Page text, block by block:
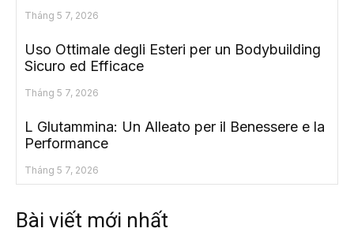
Tháng 5 7, 2026
Uso Ottimale degli Esteri per un Bodybuilding
Sicuro ed Efficace
Tháng 5 7, 2026
L Glutammina: Un Alleato per il Benessere e la
Performance
Tháng 5 7, 2026
Bài viết mới nhất